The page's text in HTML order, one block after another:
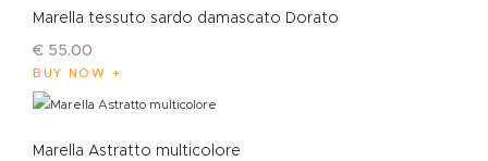
Marella tessuto sardo damascato Dorato
€ 55.00
BUY NOW
Marella Astratto multicolore